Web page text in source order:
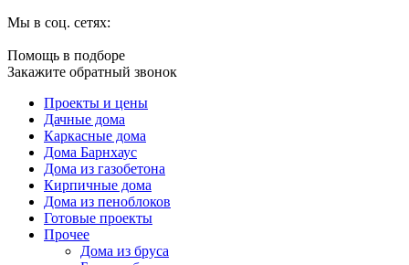
Мы в соц. сетях:
Помощь в подборе
Закажите обратный звонок
Проекты и цены
Дачные дома
Каркасные дома
Дома Барнхаус
Дома из газобетона
Кирпичные дома
Дома из пеноблоков
Готовые проекты
Прочее
Дома из бруса